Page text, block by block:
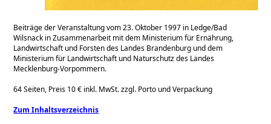
Beiträge der Veranstaltung vom 23. Oktober 1997 in Ledge/Bad
Wilsnack in Zusammenarbeit mit dem Ministerium für Ernährung,
Landwirtschaft und Forsten des Landes Brandenburg und dem
Ministerium für Landwirtschaft und Naturschutz des Landes
Mecklenburg-Vorpommern.
64 Seiten, Preis 10 € inkl. MwSt. zzgl. Porto und Verpackung
Zum Inhaltsverzeichnis